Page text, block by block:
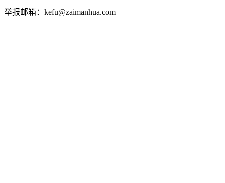
举报邮箱：kefu@zaimanhua.com